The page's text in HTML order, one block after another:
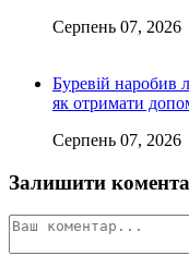
Серпень 07, 2026
Буревій наробив
як отримати
Серпень 07, 2026
Залишити